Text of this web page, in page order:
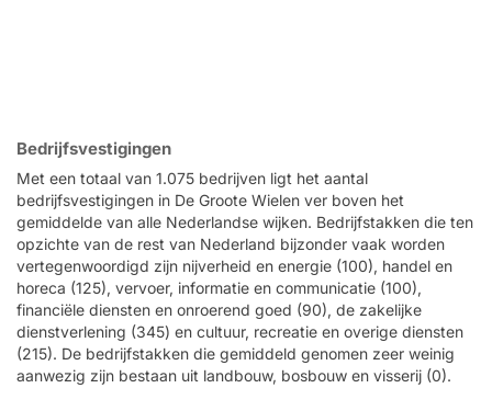
Bedrijfsvestigingen
Met een totaal van 1.075 bedrijven ligt het aantal
bedrijfsvestigingen in De Groote Wielen ver boven het
gemiddelde van alle Nederlandse wijken. Bedrijfstakken die ten
opzichte van de rest van Nederland bijzonder vaak worden
vertegenwoordigd zijn nijverheid en energie (100), handel en
horeca (125), vervoer, informatie en communicatie (100),
financiële diensten en onroerend goed (90), de zakelijke
dienstverlening (345) en cultuur, recreatie en overige diensten
(215). De bedrijfstakken die gemiddeld genomen zeer weinig
aanwezig zijn bestaan uit landbouw, bosbouw en visserij (0).